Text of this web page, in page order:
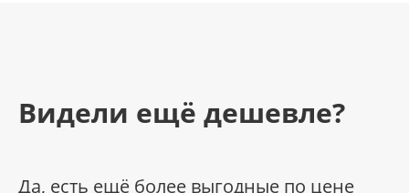
Видели ещё дешевле?
Да, есть ещё более выгодные по цене